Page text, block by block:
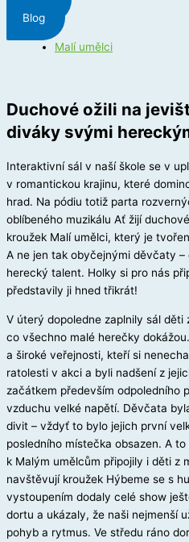
Blog
Malí umělci
Duchové ožili na
diváky svými
Interaktivní sál v naší škole se v
v romantickou krajinu, které
hrad. Na pódiu totiž parta
oblíbeného muzikálu Ať žijí
kroužek Malí umělci, který je
A ne jen tak obyčejnými děvčaty
herecký talent. Holky si pro nás
představily ji hned třikrát!
V úterý dopoledne zaplnily sál děti
co všechno malé herečky
a široké veřejnosti, kteří si
ratolesti v akci a byli nadšení z
začátkem především odpoledního
vzduchu velké napětí. Děvčata
divit – vždyť to bylo jejich první
posledního místečka obsazen. A
k Malým umělcům připojily i děti z
navštěvují kroužek Hýbeme se s
vystoupením dodaly celé show
dortu a ukázaly, že naši nejmenší
pohyb a rytmus. Ve středu ráno